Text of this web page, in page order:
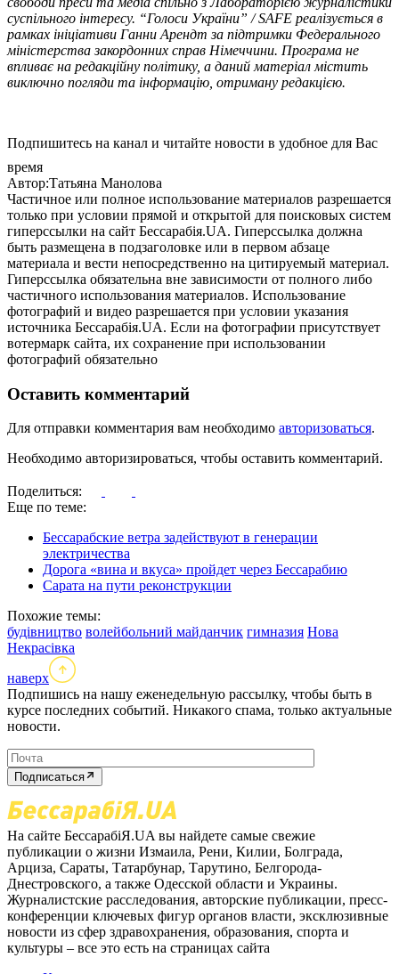
суспільного інтересу. “Голоси України” / SAFE реалізується в
рамках ініціативи Ганни Арендт за підтримки Федерального
міністерства закордонних справ Німеччини. Програма не
впливає на редакційну політику, а даний матеріал містить
виключно погляди та інформацію, отриману редакцією.
Подпишитесь на канал и читайте новости в удобное для Вас
время
Автор:Татьяна Манолова
Частичное или полное использование материалов разрешается
только при условии прямой и открытой для поисковых систем
гиперссылки на сайт Бессарабія.UA. Гиперссылка должна
быть размещена в подзаголовке или в первом абзаце
материала и вести непосредственно на цитируемый материал.
Гиперссылка обязательна вне зависимости от полного либо
частичного использования материалов. Использование
фотографий и видео разрешается при условии указания
источника Бессарабія.UA. Если на фотографии присутствует
вотермарк сайта, их сохранение при использовании
фотографий обязательно
Оставить комментарий
Для отправки комментария вам необходимо авторизоваться.
Необходимо авторизироваться, чтобы оставить комментарий.
Поделиться:
Еще по теме:
Бессарабские ветра задействуют в генерации
электричества
Дорога «вина и вкуса» пройдет через Бессарабию
Сарата на пути реконструкции
Похожие темы:
будівництво волейбольний майданчик гимназия Нова
Некрасівка
наверх
Подпишись на нашу еженедельную рассылку, чтобы быть в
курсе последних событий. Никакого спама, только актуальные
новости.
Подписаться
На сайте БессарабіЯ.UA вы найдете самые свежие
публикации о жизни Измаила, Рени, Килии, Болграда,
Арциза, Сараты, Татарбунар, Тарутино, Белгорода-
Днестровского, а также Одесской области и Украины.
Журналистские расследования, авторские публикации, пресс-
конференции ключевых фигур органов власти, эксклюзивные
новости из сфер здравохранения, образования, спорта и
культуры – все это есть на страницах сайта